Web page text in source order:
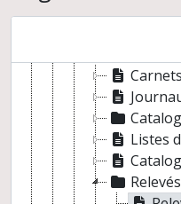
Fouilles d'Aïn
Fouilles de
Listes des